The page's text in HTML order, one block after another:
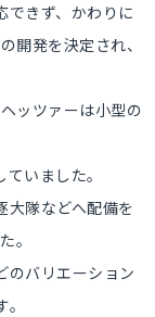
できず、かわりに
開発を決定され、
ッツァーは小型の
いました。
大隊などへ配備を
。
のバリエーション